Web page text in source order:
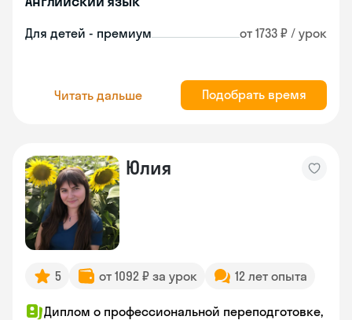
Для детей - премиум от 1733 ₽ / урок
Читать дальше Подобрать время
Юлия
5 от 1092 ₽ за урок 12 лет опыта
Диплом о профессиональной переподготовке,